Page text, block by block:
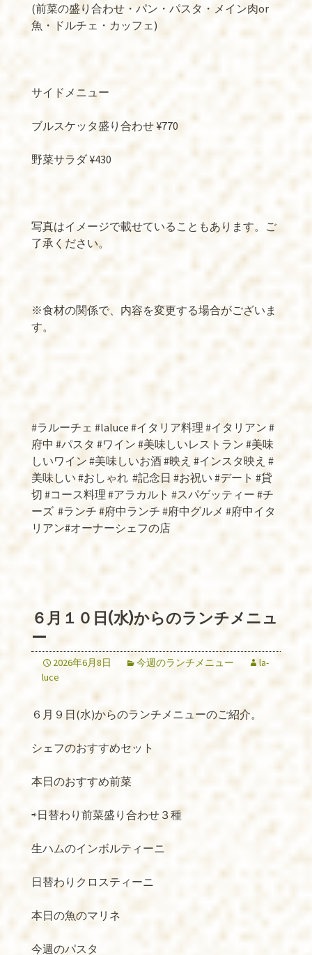
(前菜の盛り合わせ・パン・パスタ・メイン肉or
魚・ドルチェ・カッフェ)
サイドメニュー
ブルスケッタ盛り合わせ ¥770
野菜サラダ ¥430
写真はイメージで載せていることもあります。ご
了承ください。
※食材の関係で、内容を変更する場合がございま
す。
#ラルーチェ #laluce #イタリア料理 #イタリアン #
府中 #パスタ #ワイン #美味しいレストラン #美味
しいワイン #美味しいお酒 #映え #インスタ映え #
美味しい #おしゃれ #記念日 #お祝い #デート #貸
切 #コース料理 #アラカルト #スパゲッティー #チ
ーズ #ランチ #府中ランチ #府中グルメ #府中イタ
リアン#オーナーシェフの店
６月１０日(水)からのランチメニュ
ー
2026年6月8日 今週のランチメニュー
la-
luce
６月９日(水)からのランチメニューのご紹介。
シェフのおすすめセット
本日のおすすめ前菜
⇨日替わり前菜盛り合わせ３種
生ハムのインボルティーニ
日替わりクロスティーニ
本日の魚のマリネ
今週のパスタ